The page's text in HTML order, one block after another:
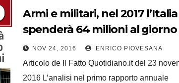
Armi e militari, nel 2017 l’Italia
spenderà 64 milioni al giorno
NOV 24, 2016 ENRICO PIOVESANA
Articolo de Il Fatto Quotidiano.it del 23
2016 L’analisi nel primo rapporto annuale